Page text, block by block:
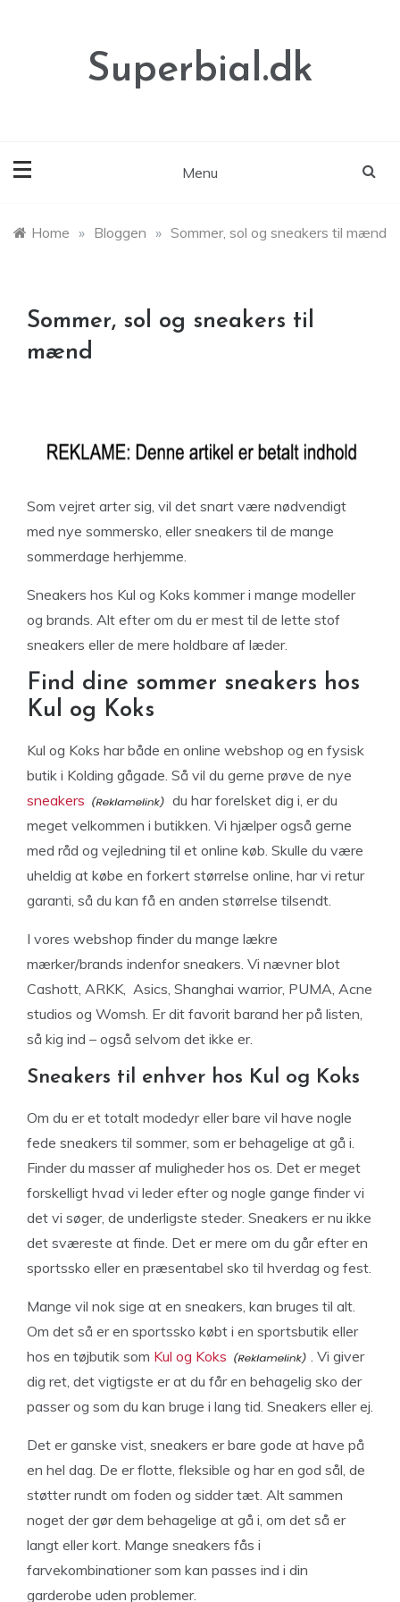
Superbial.dk
Menu
Home » Bloggen » Sommer, sol og sneakers til mænd
Sommer, sol og sneakers til
mænd
Som vejret arter sig, vil det snart være nødvendigt
med nye sommersko, eller sneakers til de mange
sommerdage herhjemme.
Sneakers hos Kul og Koks kommer i mange modeller
og brands. Alt efter om du er mest til de lette stof
sneakers eller de mere holdbare af læder.
Find dine sommer sneakers hos
Kul og Koks
Kul og Koks har både en online webshop og en fysisk
butik i Kolding gågade. Så vil du gerne prøve de nye
sneakers
du har forelsket dig i, er du
meget velkommen i butikken. Vi hjælper også gerne
med råd og vejledning til et online køb. Skulle du være
uheldig at købe en forkert størrelse online, har vi retur
garanti, så du kan få en anden størrelse tilsendt.
I vores webshop finder du mange lækre
mærker/brands indenfor sneakers. Vi nævner blot
Cashott, ARKK, Asics, Shanghai warrior, PUMA, Acne
studios og Womsh. Er dit favorit barand her på listen,
så kig ind – også selvom det ikke er.
Sneakers til enhver hos Kul og Koks
Om du er et totalt modedyr eller bare vil have nogle
fede sneakers til sommer, som er behagelige at gå i.
Finder du masser af muligheder hos os. Det er meget
forskelligt hvad vi leder efter og nogle gange finder vi
det vi søger, de underligste steder. Sneakers er nu ikke
det sværeste at finde. Det er mere om du går efter en
sportssko eller en præsentabel sko til hverdag og fest.
Mange vil nok sige at en sneakers, kan bruges til alt.
Om det så er en sportssko købt i en sportsbutik eller
hos en tøjbutik som Kul og Koks
. Vi giver
dig ret, det vigtigste er at du får en behagelig sko der
passer og som du kan bruge i lang tid. Sneakers eller ej.
Det er ganske vist, sneakers er bare gode at have på
en hel dag. De er flotte, fleksible og har en god sål, de
støtter rundt om foden og sidder tæt. Alt sammen
noget der gør dem behagelige at gå i, om det så er
langt eller kort. Mange sneakers fås i
farvekombinationer som kan passes ind i din
garderobe uden problemer.